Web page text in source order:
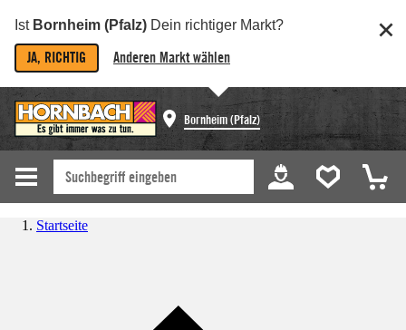
Ist Bornheim (Pfalz) Dein richtiger Markt?
JA, RICHTIG Anderen Markt wählen
Bornheim (Pfalz)
Startseite